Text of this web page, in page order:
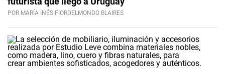
POR MARÍA INÉS FIORDELMONDO BLAIRES